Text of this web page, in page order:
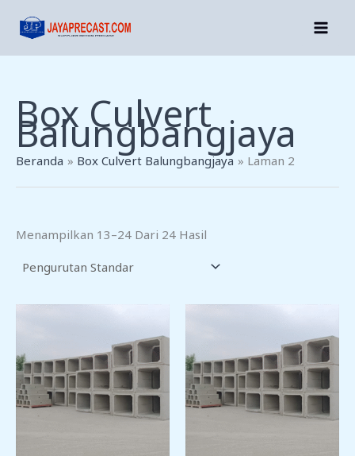
Box Culvert
Balungbangjaya
Beranda Box Culvert Balungbangjaya Laman 2
Menampilkan 13–24 Dari 24 Hasil